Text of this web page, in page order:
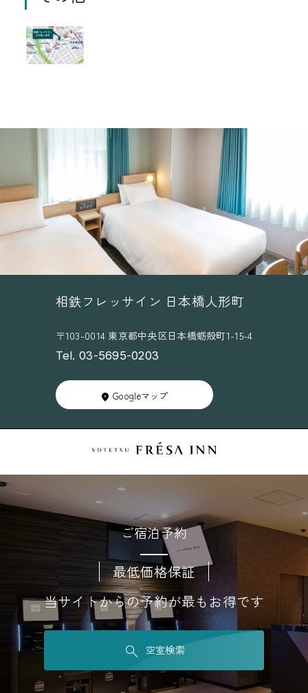
相鉄フレッサイン 日本橋人形町
〒103-0014 東京都中央区日本橋蛎殻町1-15-4
Tel. 03-5695-0203
Googleマップ
ご宿泊予約
最低価格保証
当サイトからの予約が最もお得です
空室検索